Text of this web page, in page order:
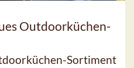
Outdoorküchen-
Sortiment